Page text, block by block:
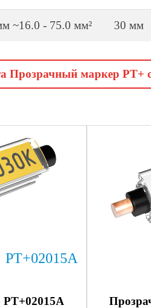
~16.0 - 75.0 мм² 30 мм
Прозрачный маркер PT+
PT+02015A